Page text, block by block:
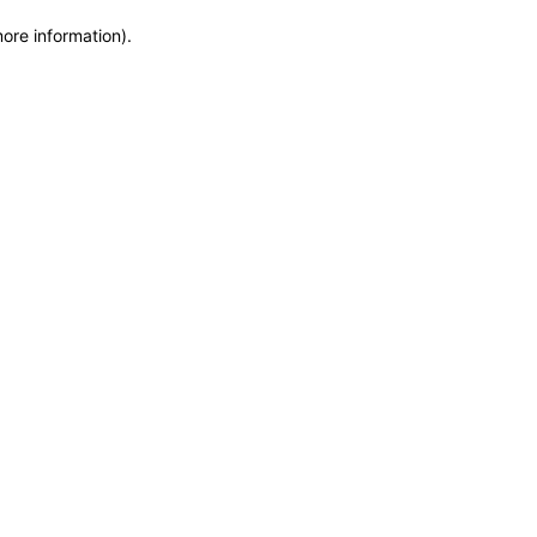
information).